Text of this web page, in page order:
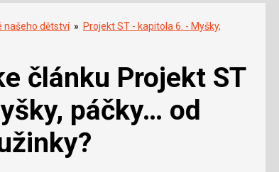
našeho dětství » Projekt ST - kapitola 6. - Myšky,
článku Projekt ST
páčky… od